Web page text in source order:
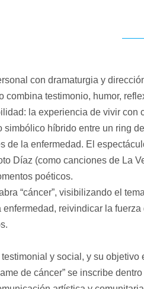
con dramaturgia y
testimonio, humor,
la experiencia de vivir con
simbólico híbrido entre un ring
la enfermedad. El
Díaz (como canciones de La
poéticos.
“cáncer”, visibilizando el
reivindicar la
y social, y su
de cáncer” se inscribe